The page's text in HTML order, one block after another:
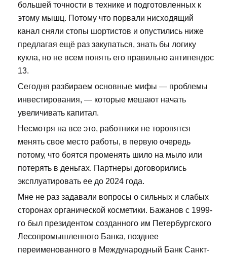
большей точности в технике и подготовленных к
этому мышц. Потому что порвали нисходящий
канал сняли стопы шортистов и опустились ниже
предлагая ещё раз закупаться, знать бы логику
кукла, но не всем понять его правильно антипендос
13.
Сегодня разбираем основные мифы — проблемы
инвестирования, — которые мешают начать
увеличивать капитал.
Несмотря на все это, работники не торопятся
менять свое место работы, в первую очередь
потому, что боятся променять шило на мыло или
потерять в деньгах. Партнеры договорились
эксплуатировать ее до 2024 года.
Мне не раз задавали вопросы о сильных и слабых
сторонах органической косметики. Бажанов с 1999-
го был президентом созданного им Петербургского
Лесопромышленного Банка, позднее
переименованного в Международный Банк Санкт-